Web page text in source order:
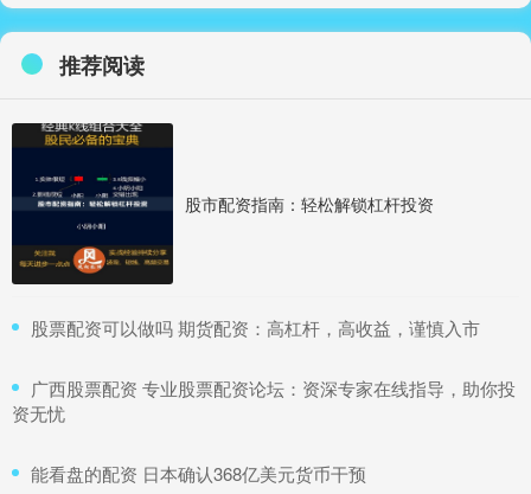
推荐阅读
股市配资指南：轻松解锁杠杆投资
​股票配资可以做吗 期货配资：高杠杆，高收益，谨慎入市
​广西股票配资 专业股票配资论坛：资深专家在线指导，助你投
资无忧
​能看盘的配资 日本确认368亿美元货币干预